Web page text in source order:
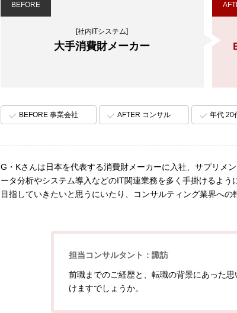
BEFORE
[社内ITシステム]
大手消費財メーカー
BEFORE 事業会社 AFTER コンサル 年代 20
G・Kさんは日本を代表する消費財メーカーに入社、サプリメ
ータ分析やシステム導入などのIT関連業務を多く手掛けるよ
目指していきたいと思うにいたり、コンサルティング業界への
担当コンサルタント：諏訪
前職までのご経歴と、転職の背景にあった
けますでしょうか。